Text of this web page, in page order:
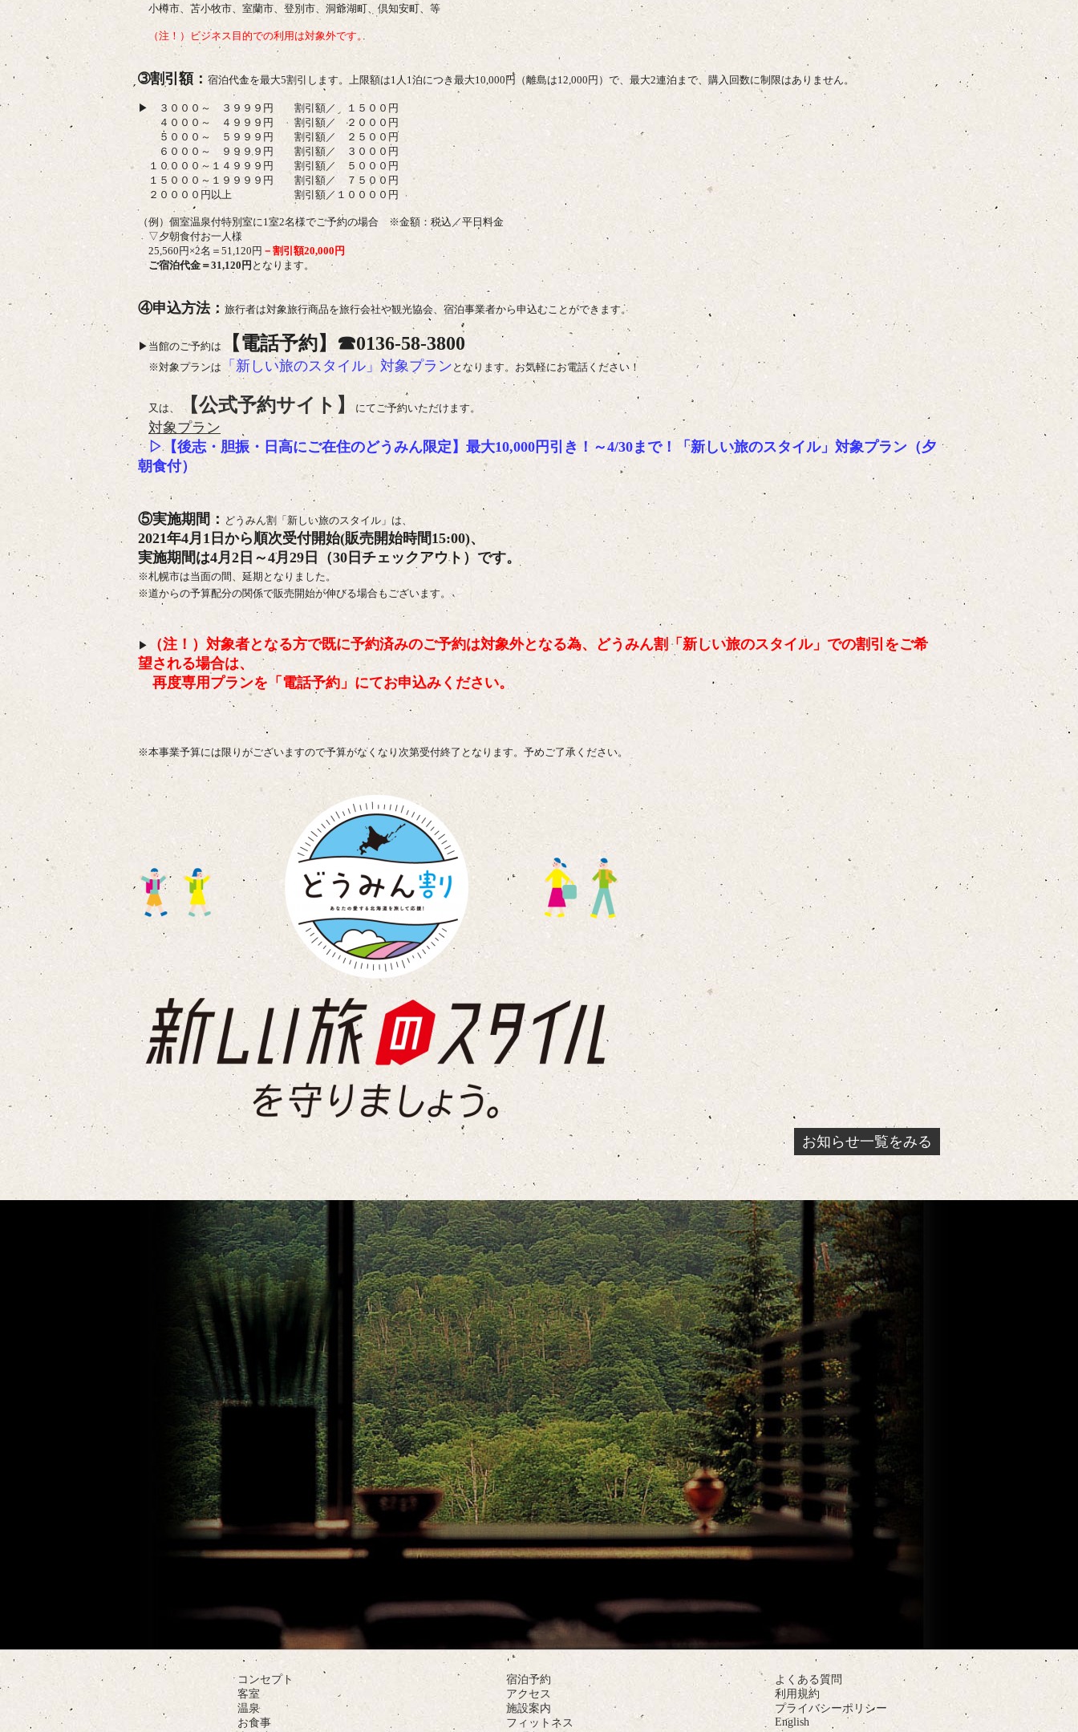
小樽市、苫小牧市、室蘭市、登別市、洞爺湖町、倶知安町、等
（注！）ビジネス目的での利用は対象外です。
➂割引額： 宿泊代金を最大5割引します。上限額は1人1泊につき最大10,000円（離島は12,000円）で、最大2連泊まで、購入回数に制限はありません。
▶
３０００～ ３９９９円 割引額／ １５００円
４０００～ ４９９９円 割引額／ ２０００円
５０００～ ５９９９円 割引額／ ２５００円
６０００～ ９９９９円 割引額／ ３０００ 円
１００００～１４９９９円 割引額／ ５０００円
１５０００～１９９９９円 割引額／ ７５００円
２００００円以上 割引額／１００００円
（例）個室温泉付特別室に1室2名様でご予約の場合 ※金額：税込／平日料金
▽夕朝食付お一人様
25,560円×2名＝51,120円 －割引額20,000円
ご宿泊代金＝31,120円 となります。
④申込方法： 旅行者は対象旅行商品を旅行会社や観光協会、宿泊事業者から申込むことができます。
▶当館のご予約は 【電話予約】☎0136-58-3800
※対象プランは 「新しい旅のスタイル」対象プラン となります。お気軽にお電話ください！
又は、 【公式予約サイト】 にてご予約いただけます。
対象プラン
▷【後志・胆振・日高にご在住のどうみん限定】 最大10,000円引き！～4/30まで！
「新しい旅のスタイル」対象プラン（夕
朝食付）
⑤実施期間： どうみん割「新しい旅のスタイル」は、
2021年4月1日から順次受付開始(販売開始時間15:00)、
実施期間は4月2日～4月29日（30日チェックアウト）です。
※札幌市は当面の間、延期となりました。
※道からの予算配分の関係で販売開始が伸びる場合もございます。
▶
（注！）対象者となる方で既に予約済みのご予約は対象外となる為、どうみん割「新しい旅のスタイル」での割引をご希
望される場合は、
再度専用プランを「電話予約」にてお申込みください。
※本事業予算には限りがございますので予算がなくなり次第受付終了となります。予めご了承ください。
お知らせ一覧をみる
コンセプト
客室
温泉
お食事
宿泊予約
アクセス
施設案内
フィットネス
よくある質問
利用規約
プライバシーポリシー
English